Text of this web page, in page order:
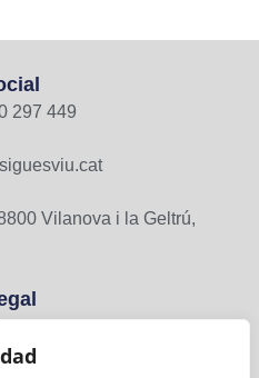
297 449
Vilanova i la Geltrú,